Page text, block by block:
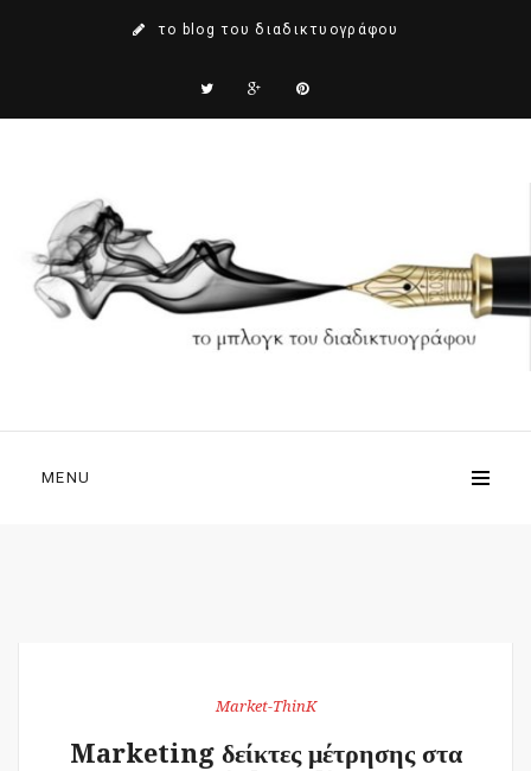
το blog του διαδικτυογράφου
MENU
Market-ThinK
Marketing δείκτες μέτρησης στα